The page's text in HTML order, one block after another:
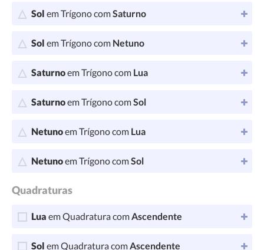
Sol em Trígono comSaturno
Sol em Trígono com Netuno
Saturnoem Trígono com Lua
Saturnoem Trígono comSol
Netunoem Trígono com Lua
Netunoem Trígono comSol
Quadraturas
Lua em Quadratura comAscendente
Sol em Quadratura comAscendente